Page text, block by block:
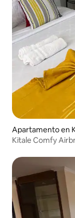
Apartamento en
Kitale Comfy